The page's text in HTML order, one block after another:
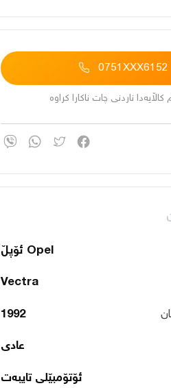
0751XXX6152
کاڵایەدا ناردنی چات ناکارا کراوە
Opel ئۆپڵ
Vectra
1992
عادی
ئۆتۆمبێلی تایبه‌ت